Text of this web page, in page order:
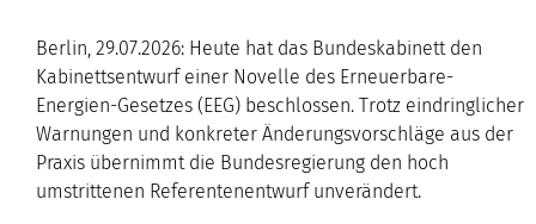
Berlin, 29.07.2026: Heute hat das Bundeskabinett den
Kabinettsentwurf einer Novelle des Erneuerbare-
Energien-Gesetzes (EEG) beschlossen. Trotz eindringlicher
Warnungen und konkreter Änderungsvorschläge aus der
Praxis übernimmt die Bundesregierung den hoch
umstrittenen Referentenentwurf unverändert.